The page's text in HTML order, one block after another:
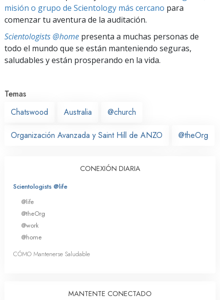
misión o grupo de Scientology más cercano para
comenzar tu aventura de la auditación.
Scientologists @home presenta a muchas personas de
todo el mundo que se están manteniendo seguras,
saludables y están prosperando en la vida.
Temas
Chatswood
Australia @church
Organización Avanzada y Saint Hill de ANZO @theOrg
CONEXIÓN DIARIA
Scientologists @life
@life
@theOrg
@work
@home
CÓMO Mantenerse Saludable
MANTENTE CONECTADO